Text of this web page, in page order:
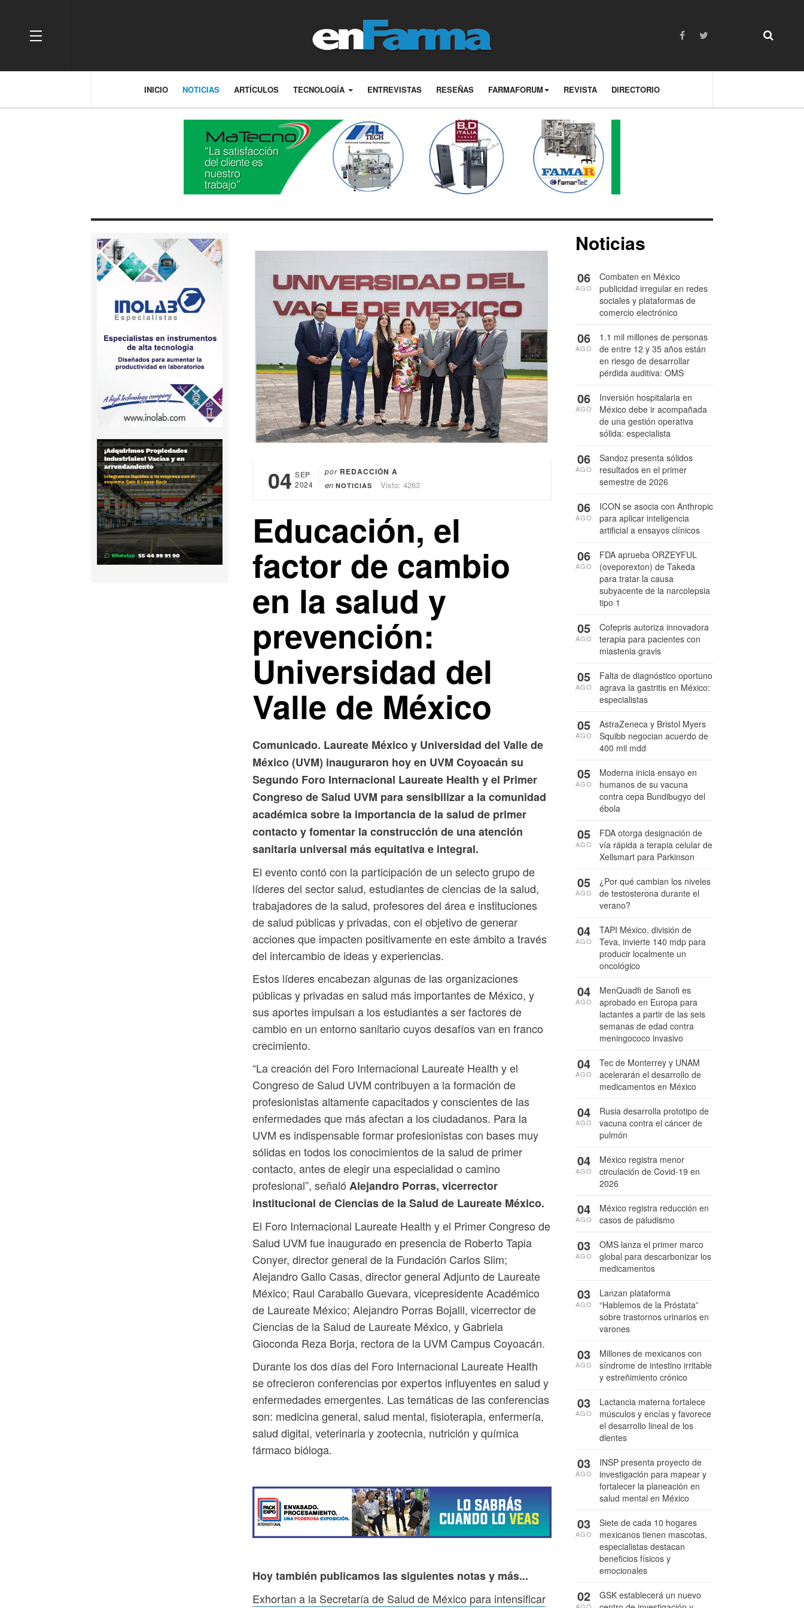
OFF CANVAS
INICIO NOTICIAS ARTÍCULOS TECNOLOGÍA ENTREVISTAS RESEÑAS FARMAFORUM REVISTA DIRECTORIO
04 SEP
2024
por REDACCIÓN A
en NOTICIAS Visto: 4263
Educación, el
factor de cambio
en la salud y
prevención:
Universidad del
Valle de México
Comunicado. Laureate México y Universidad del Valle de
México (UVM) inauguraron hoy en UVM Coyoacán su
Segundo Foro Internacional Laureate Health y el Primer
Congreso de Salud UVM para sensibilizar a la comunidad
académica sobre la importancia de la salud de primer
contacto y fomentar la construcción de una atención
sanitaria universal más equitativa e integral.
El evento contó con la participación de un selecto grupo de
líderes del sector salud, estudiantes de ciencias de la salud,
trabajadores de la salud, profesores del área e instituciones
de salud públicas y privadas, con el objetivo de generar
acciones que impacten positivamente en este ámbito a través
del intercambio de ideas y experiencias.
Estos líderes encabezan algunas de las organizaciones
públicas y privadas en salud más importantes de México, y
sus aportes impulsan a los estudiantes a ser factores de
cambio en un entorno sanitario cuyos desafíos van en franco
crecimiento.
“La creación del Foro Internacional Laureate Health y el
Congreso de Salud UVM contribuyen a la formación de
profesionistas altamente capacitados y conscientes de las
enfermedades que más afectan a los ciudadanos. Para la
UVM es indispensable formar profesionistas con bases muy
sólidas en todos los conocimientos de la salud de primer
contacto, antes de elegir una especialidad o camino
profesional”, señaló Alejandro Porras, vicerrector
institucional de Ciencias de la Salud de Laureate México.
El Foro Internacional Laureate Health y el Primer Congreso de
Salud UVM fue inaugurado en presencia de Roberto Tapia
Conyer, director general de la Fundación Carlos Slim;
Alejandro Gallo Casas, director general Adjunto de Laureate
México; Raul Caraballo Guevara, vicepresidente Académico
de Laureate México; Alejandro Porras Bojalil, vicerrector de
Ciencias de la Salud de Laureate México, y Gabriela
Gioconda Reza Borja, rectora de la UVM Campus Coyoacán.
Durante los dos días del Foro Internacional Laureate Health
se ofrecieron conferencias por expertos influyentes en salud y
enfermedades emergentes. Las temáticas de las conferencias
son: medicina general, salud mental, fisioterapia, enfermería,
salud digital, veterinaria y zootecnia, nutrición y química
fármaco bióloga.
Hoy también publicamos las siguientes notas y más...
Exhortan a la Secretaría de Salud de México para intensificar
Noticias
Combaten en México
publicidad irregular en redes
sociales y plataformas de
comercio electrónico
06
AGO
1.1 mil millones de personas
de entre 12 y 35 años están
en riesgo de desarrollar
pérdida auditiva: OMS
06
AGO
Inversión hospitalaria en
México debe ir acompañada
de una gestión operativa
sólida: especialista
06
AGO
Sandoz presenta sólidos
resultados en el primer
semestre de 2026
06
AGO
ICON se asocia con Anthropic
para aplicar inteligencia
artificial a ensayos clínicos
06
AGO
FDA aprueba ORZEYFUL
(oveporexton) de Takeda
para tratar la causa
subyacente de la narcolepsia
tipo 1
06
AGO
Cofepris autoriza innovadora
terapia para pacientes con
miastenia gravis
05
AGO
Falta de diagnóstico oportuno
agrava la gastritis en México:
especialistas
05
AGO
AstraZeneca y Bristol Myers
Squibb negocian acuerdo de
400 mil mdd
05
AGO
Moderna inicia ensayo en
humanos de su vacuna
contra cepa Bundibugyo del
ébola
05
AGO
FDA otorga designación de
vía rápida a terapia celular de
Xellsmart para Parkinson
05
AGO
¿Por qué cambian los niveles
de testosterona durante el
verano?
05
AGO
TAPI México, división de
Teva, invierte 140 mdp para
producir localmente un
oncológico
04
AGO
MenQuadfi de Sanofi es
aprobado en Europa para
lactantes a partir de las seis
semanas de edad contra
meningococo invasivo
04
AGO
Tec de Monterrey y UNAM
acelerarán el desarrollo de
medicamentos en México
04
AGO
Rusia desarrolla prototipo de
vacuna contra el cáncer de
pulmón
04
AGO
México registra menor
circulación de Covid-19 en
2026
04
AGO
México registra reducción en
casos de paludismo
04
AGO
OMS lanza el primer marco
global para descarbonizar los
medicamentos
03
AGO
Lanzan plataforma
“Hablemos de la Próstata”
sobre trastornos urinarios en
varones
03
AGO
Millones de mexicanos con
síndrome de intestino irritable
y estreñimiento crónico
03
AGO
Lactancia materna fortalece
músculos y encías y favorece
el desarrollo lineal de los
dientes
03
AGO
INSP presenta proyecto de
investigación para mapear y
fortalecer la planeación en
salud mental en México
03
AGO
Siete de cada 10 hogares
mexicanos tienen mascotas,
especialistas destacan
beneficios físicos y
emocionales
03
AGO
GSK establecerá un nuevo
02